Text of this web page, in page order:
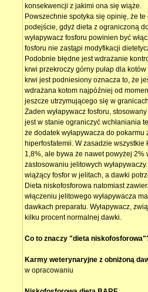
konsekwencji z jakimi ona się wiąże.
Powszechnie spotyka się opinię, że
podejście, gdyż dieta z ograniczoną
wyłapywacz fosforu powinien być
fosforu nie zastąpi modyfikacji
Podobnie błędne jest wdrażanie
krwi przekroczy górny pułap dla
krwi jest podniesiony oznacza to, że
wdrażana kotom najpóźniej od
jeszcze utrzymującego się w
Żaden wyłapywacz fosforu,
jest w stanie ograniczyć wchłaniania
że dodatek wyłapywacza do
hiperfosfatemii. W zasadzie
1,8%, ale bywa że nawet powyżej
zastosowaniu jelitowych
wiążący fosfor w jelitach, a dawki
Dieta niskofosforowa natomiast
włączeniu jelitowego wyłapywacza
dawkach preparatu. Wyłapywacz,
kilku procent normalnej dawki.
Co to znaczy "dieta
Karmy weterynaryjne z obniżoną
w opracowaniu